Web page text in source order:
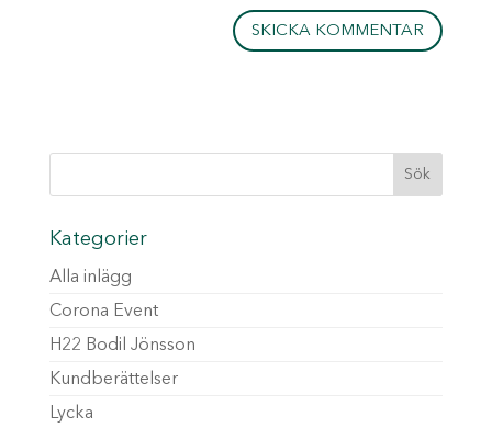
Kategorier
Alla inlägg
Corona Event
H22 Bodil Jönsson
Kundberättelser
Lycka